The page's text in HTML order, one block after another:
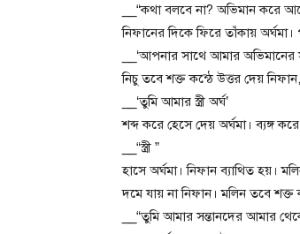
__“কথা বলবে না? অভিমান
নিফানের দিকে ফিরে তাঁকায় অর্ঘমা।
__‘আপনার সাথে আমার অভিমানের
নিচু তবে শক্ত কন্ঠে উত্তর দেয়
__‘তুমি আমার স্ত্রী অর্ঘ’
শব্দ করে হেসে দেয় অর্ঘমা। ব্যঙ্গ
__“স্ত্রী ”
হাসে অর্ঘমা। নিফান ব্যাথিত হয়।
দমে যায় না নিফান। মলিন তবে শক্ত
__“তুমি আমার সন্তানদের আমার